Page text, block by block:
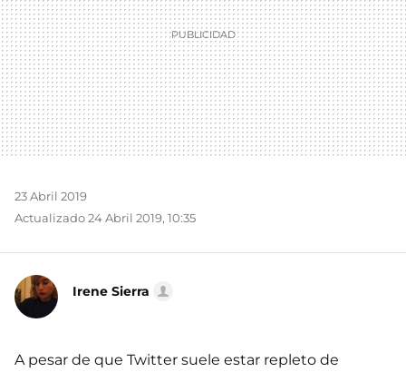
23 Abril 2019
Actualizado 24 Abril 2019, 10:35
Irene Sierra
A pesar de que Twitter suele estar repleto de